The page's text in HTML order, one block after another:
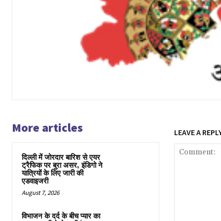
More articles
दिल्ली में जोरदार बारिश से एयर
ट्रैफिक पर बुरा असर, इंडिगो ने
यात्रियों के लिए जारी की
एडवाइजरी
August 7, 2026
विभाजन के दर्द के बीच प्यार का
LEAVE A